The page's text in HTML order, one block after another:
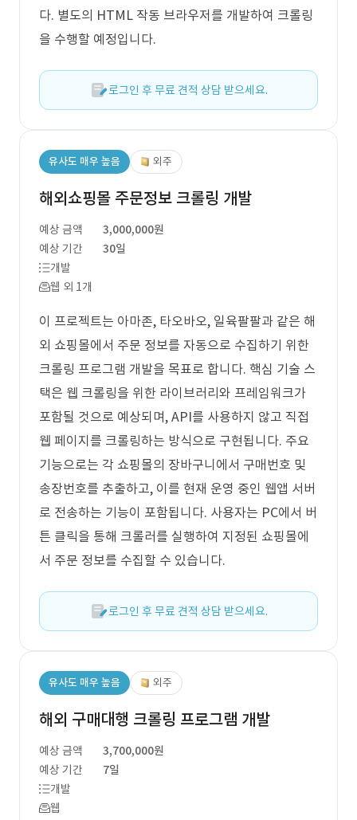
다. 별도의 HTML 작동 브라우저를 개발하여 크롤링
을 수행할 예정입니다.
로그인 후 무료 견적 상담 받으세요.
유사도 매우 높음 외주
해외쇼핑몰 주문정보 크롤링 개발
예상 금액
3,000,000원
예상 기간
30일
개발
웹 외 1개
이 프로젝트는 아마존, 타오바오, 일육팔팔과 같은 해
외 쇼핑몰에서 주문 정보를 자동으로 수집하기 위한
크롤링 프로그램 개발을 목표로 합니다. 핵심 기술 스
택은 웹 크롤링을 위한 라이브러리와 프레임워크가
포함될 것으로 예상되며, API를 사용하지 않고 직접
웹 페이지를 크롤링하는 방식으로 구현됩니다. 주요
기능으로는 각 쇼핑몰의 장바구니에서 구매번호 및
송장번호를 추출하고, 이를 현재 운영 중인 웹앱 서버
로 전송하는 기능이 포함됩니다. 사용자는 PC에서 버
튼 클릭을 통해 크롤러를 실행하여 지정된 쇼핑몰에
서 주문 정보를 수집할 수 있습니다.
로그인 후 무료 견적 상담 받으세요.
유사도 매우 높음 외주
해외 구매대행 크롤링 프로그램 개발
예상 금액
3,700,000원
예상 기간
7일
개발
웹